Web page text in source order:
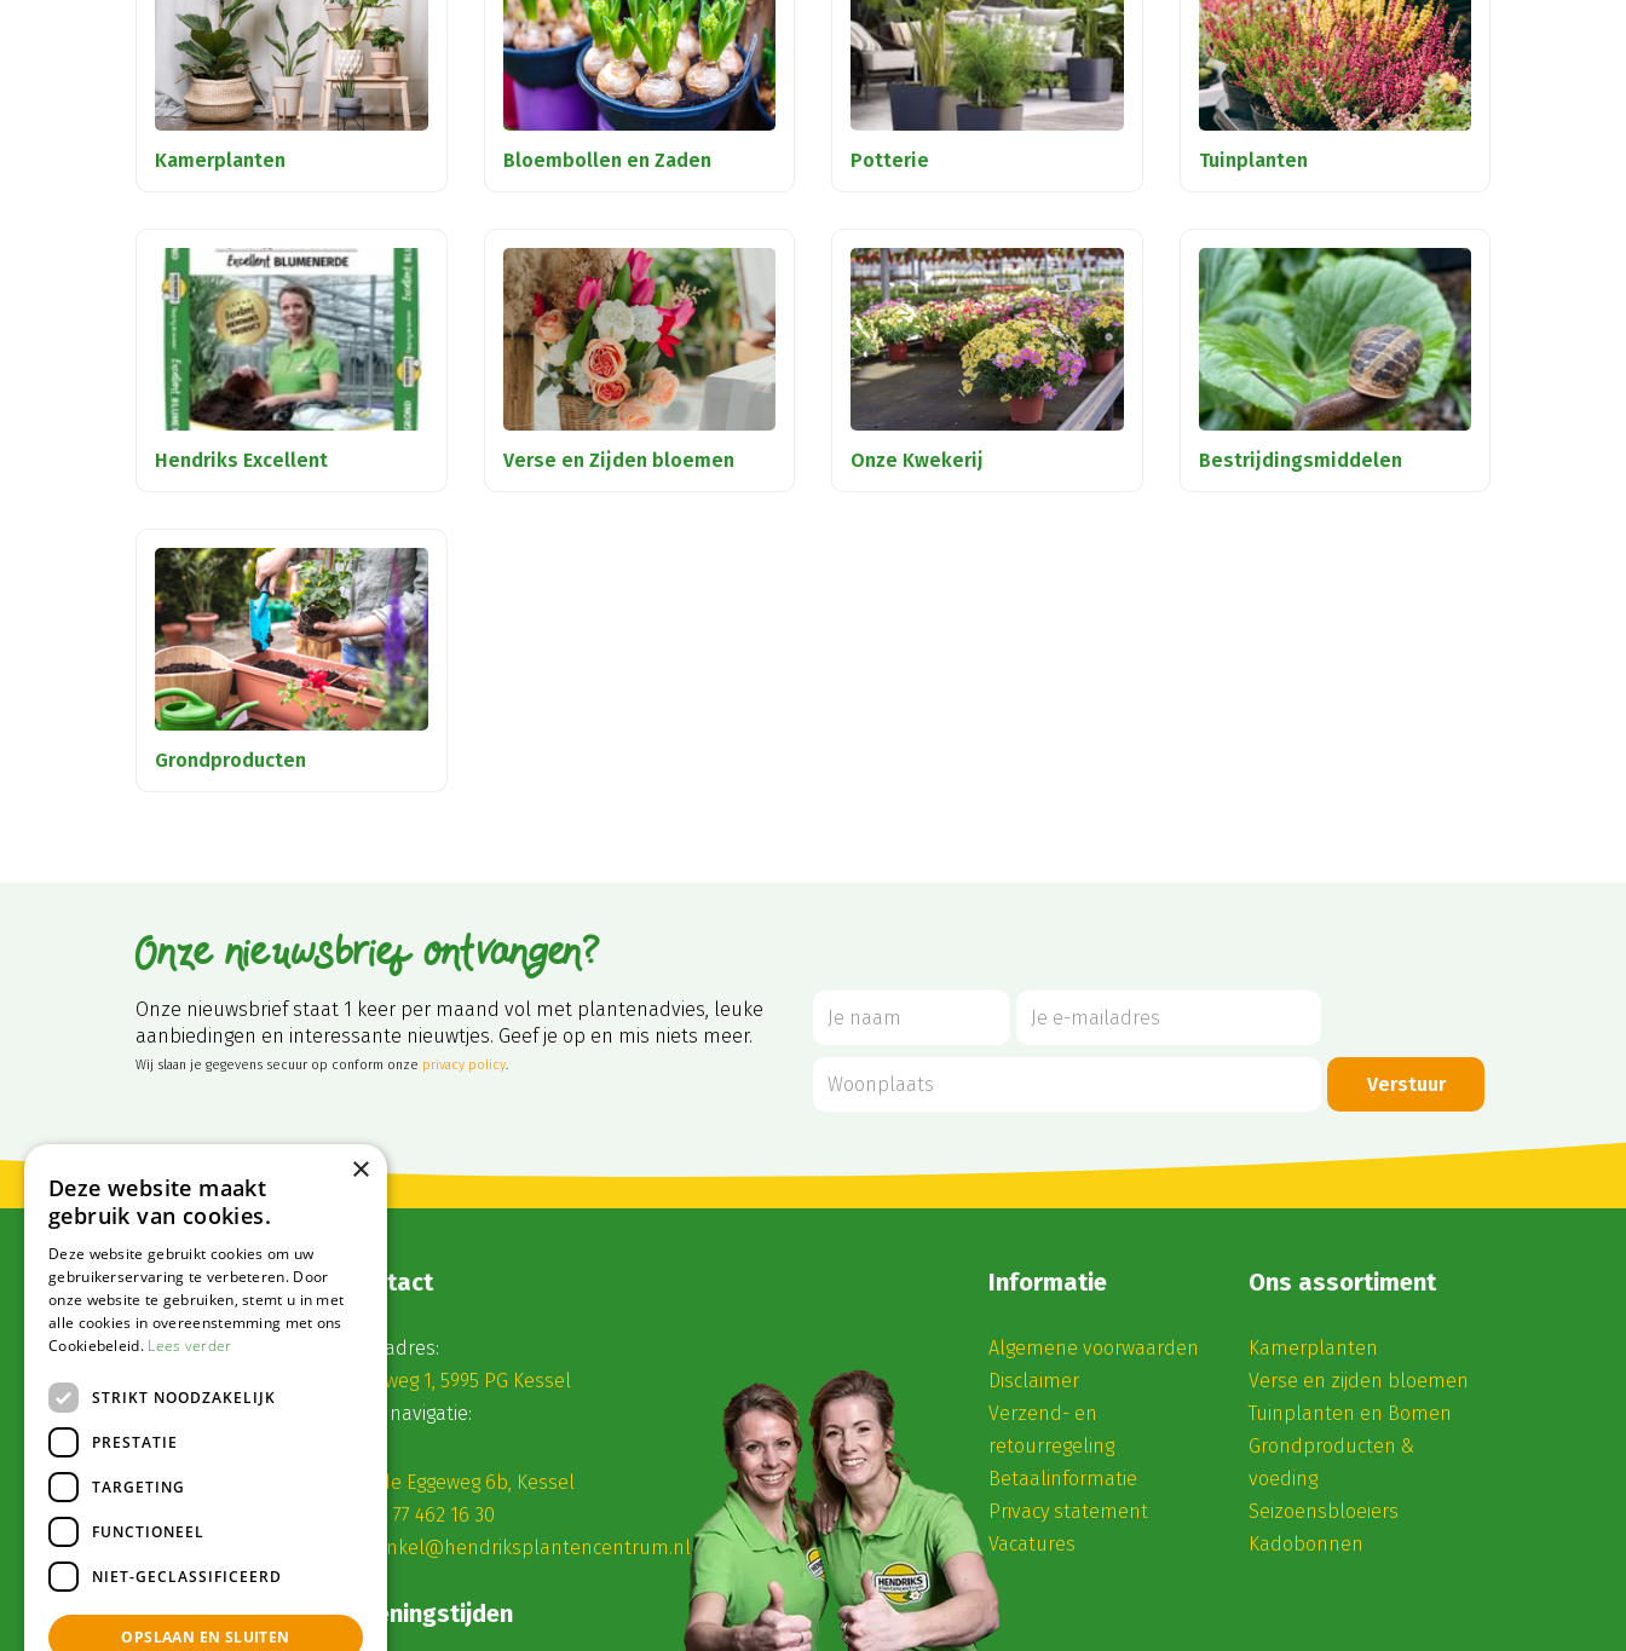
Kamerplanten Bloembollen en Zaden Potterie Tuinplanten
Hendriks Excellent Verse en Zijden bloemen Onze Kwekerij Bestrijdingsmiddelen
Grondproducten
Onze nieuwsbrief ontvangen?
Onze nieuwsbrief staat 1 keer per maand vol met plantenadvies, leuke
aanbiedingen en interessante nieuwtjes. Geef je op en mis niets meer.
Wij slaan je gegevens secuur op conform onze privacy policy.
Contact
Postadres:
Veldweg 1, 5995 PG Kessel
Voor navigatie:
Roode Eggeweg 6b, Kessel
(0) 77 462 16 30
winkel@hendriksplantencentrum.nl
Openingstijden
Informatie
Algemene voorwaarden
Disclaimer
Verzend- en
retourregeling
Betaalinformatie
Privacy statement
Vacatures
Ons assortiment
Kamerplanten
Verse en zijden bloemen
Tuinplanten en Bomen
Grondproducten &
voeding
Seizoensbloeiers
Kadobonnen
×
Deze website maakt
gebruik van cookies.
Deze website gebruikt cookies om uw
gebruikerservaring te verbeteren. Door
onze website te gebruiken, stemt u in met
alle cookies in overeenstemming met ons
Cookiebeleid. Lees verder
STRIKT NOODZAKELIJK
PRESTATIE
TARGETING
FUNCTIONEEL
NIET-GECLASSIFICEERD
OPSLAAN EN SLUITEN